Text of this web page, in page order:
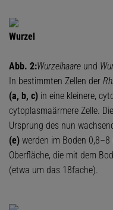
Wurzel
Abb. 2:Wurzelhaare und
In bestimmten Zellen der
(a, b, c) in eine kleinere,
cytoplasmaärmere Zelle.
Ursprung des nun
(e) werden im Boden
Oberfläche, die mit dem
(etwa um das 18fache).